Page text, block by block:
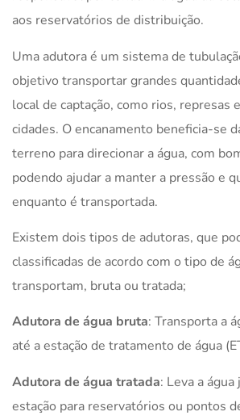
aos reservatórios de distribuição.
Uma adutora é um sistema de
objetivo transportar grandes
local de captação, como rios, represas
cidades. O encanamento beneficia-se
terreno para direcionar a água, com
podendo ajudar a manter a pressão e
enquanto é transportada.
Existem dois tipos de adutoras, que
classificadas de acordo com o tipo de
transportam, bruta ou tratada;
Adutora de água bruta: Transporta a
até a estação de tratamento de água
Adutora de água tratada: Leva a
estação para reservatórios ou pontos